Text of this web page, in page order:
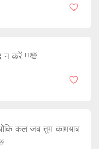
न करें !!💯
कल जब तुम कामयाब